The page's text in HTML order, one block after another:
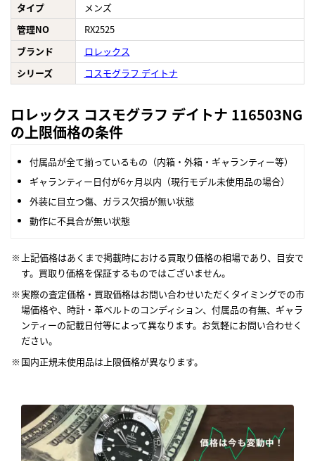
タイプ
メンズ
管理NO
RX2525
ブランド
ロレックス
シリーズ
コスモグラフ デイトナ
ロレックス コスモグラフ デイトナ 116503NG
の上限価格の条件
付属品が全て揃っているもの（内箱・外箱・ギャランティー等）
ギャランティー日付が6ヶ月以内（現行モデル未使用品の場合）
外装に目立つ傷、ガラス欠損が無い状態
動作に不具合が無い状態
上記価格はあくまで掲載時における買取り価格の相場であり、目安で
す。買取り価格を保証するものではございません。
実際の査定価格・買取価格はお問い合わせいただくタイミングでの市
場価格や、時計・革ベルトのコンディション、付属品の有無、ギャラ
ンティーの記載日付等によって異なります。お気軽にお問い合わせく
ださい。
国内正規未使用品は上限価格が異なります。